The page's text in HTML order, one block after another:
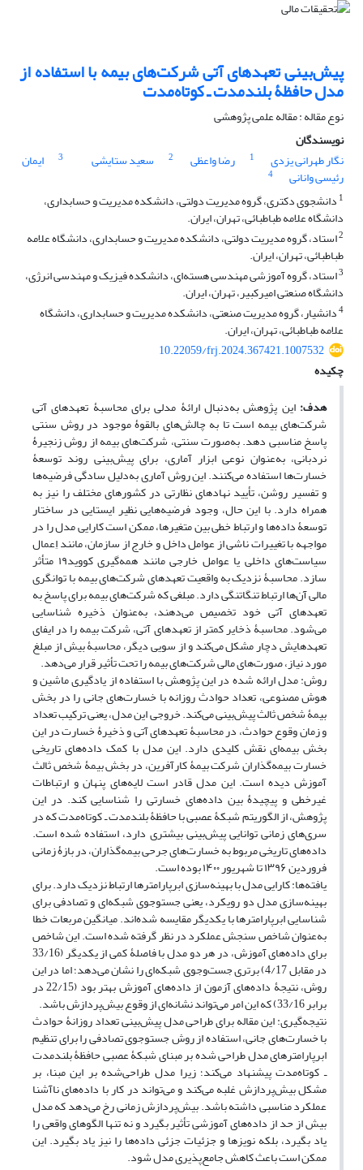
پیش‌بینی تعهدهای آتی شرکت‌های بیمه با استفاده از
مدل حافظۀ بلندمدت ـ کوتاه‌مدت
نوع مقاله : مقاله علمی پژوهشی
نویسندگان
نگار طهرانی یزدی
1 رضا واعظی 2 سعید ستایشی 3 ایمان
رئیسی وانانی
4
1 دانشجوی دکتری، گروه مدیریت دولتی، دانشکده مدیریت و حسابداری،
دانشگاه علامه طباطبائی، تهران، ایران.
2استاد، گروه مدیریت دولتی، دانشکده مدیریت و حسابداری، دانشگاه علامه
طباطبائی، تهران، ایران.
3استاد، گروه آموزشی مهندسی هسته‌ای، دانشکده فیزیک و مهندسی انرژی،
دانشگاه صنعتی امیرکبیر، تهران، ایران.
4دانشیار، گروه مدیریت صنعتی، دانشکده مدیریت و حسابداری، دانشگاه
علامه طباطبائی، تهران، ایران.
10.22059/frj.2024.367421.1007532
چکیده
هدف: این پژوهش به‌دنبال ارائۀ مدلی برای محاسبۀ تعهدهای آتی
شرکت‌های بیمه است تا به چالش‌های بالقوۀ موجود در روش سنتی
پاسخ مناسبی دهد. به‌صورت سنتی، شرکت‌های بیمه از روش زنجیرۀ
نردبانی، به‌عنوان نوعی ابزار آماری، برای پیش‌بینی روند توسعۀ
خسارت‌ها استفاده می‌کنند. این روش آماری به‌دلیل سادگی فرضیه‌ها
و تفسیر روشن، تأیید نهادهای نظارتی در کشورهای مختلف را نیز به
همراه دارد. با این حال، وجود فرضیه‌هایی نظیر ایستایی در ساختار
توسعۀ داده‌ها و ارتباط خطی بین متغیرها، ممکن است کارایی مدل را در
مواجهه با تغییرات ناشی از عوامل داخل و خارج از سازمان، مانند اِعمال
سیاست‌های داخلی یا عوامل خارجی مانند همه‌گیری کووید۱۹ متأثر
سازد. محاسبۀ نزدیک به واقعیت تعهدهای شرکت‌های بیمه با توانگری
مالی آن‌ها ارتباط تنگاتنگی دارد. مبلغی که شرکت‌های بیمه برای پاسخ به
تعهدهای آتی خود تخصیص می‌دهند، به‌عنوان ذخیره شناسایی
می‌شود. محاسبۀ ذخایر کمتر از تعهدهای آتی، شرکت بیمه را در ایفای
تعهدهایش دچار مشکل می‌کند و از سویی دیگر، محاسبۀ بیش از مبلغ
مورد نیاز، صورت‌های مالی شرکت‌های بیمه را تحت تأثیر قرار می‌دهد.
روش: مدل ارائه شده در این پژوهش با استفاده از یادگیری ماشین و
هوش مصنوعی، تعداد حوادث روزانه با خسارت‌های جانی را در بخش
بیمۀ شخص ثالث پیش‌بینی می‌کند. خروجی این مدل، یعنی ترکیب تعداد
و زمان وقوع حوادث، در محاسبۀ تعهدهای آتی و ذخیرۀ خسارت در این
بخش بیمه‌ای نقش کلیدی دارد. این مدل با کمک داده‌های تاریخی
خسارت بیمه‌گذاران شرکت بیمۀ کارآفرین، در بخش بیمۀ شخص ثالث
آموزش دیده است. این مدل قادر است لایه‌های پنهان و ارتباطات
غیرخطی و پیچیدۀ بین داده‌های خسارتی را شناسایی کند. در این
پژوهش، از الگوریتم شبکۀ عصبی با حافظۀ بلندمدت ـ کوتاه‌مدت که در
سری‌های زمانی توانایی پیش‌بینی بیشتری دارد، استفاده شده است.
داده‌های تاریخی مربوط به خسارت‌های جرحی بیمه‌گذاران، در بازۀ زمانی
فروردین ۱۳۹۶ تا شهریور ۱۴۰۰ بوده است.
یافته‌ها: کارایی مدل با بهینه‌سازی ابرپارامترها ارتباط نزدیک دارد. برای
بهینه‌سازی مدل دو رویکرد، یعنی جست‎وجوی شبکه‌ای و تصادفی برای
شناسایی ابرپارامترها با یکدیگر مقایسه شده‌اند. میانگین مربعات خطا
به‌عنوان شاخص سنجش عملکرد در نظر گرفته شده است. این شاخص
برای داده‌های آموزش، در هر دو مدل با فاصلۀ کمی از یکدیگر (33/16
در مقابل 4/17) برتری جست‌‎وجوی شبکه‌ای را نشان می‌دهد؛ اما در این
روش، نتیجۀ داده‌های آزمون از داده‌های آموزش بهتر بود (22/15 در
برابر 33/16) که این امر می‌تواند نشانه‌ای از وقوع بیش‌پردازش باشد.
نتیجه‌گیری: این مقاله برای طراحی مدل پیش‌بینی تعداد روزانۀ حوادث
با خسارت‌های جانی، استفاده از روش جست‎وجوی تصادفی را برای تنظیم
ابرپارامترهای مدل طراحی شده بر مبنای شبکۀ عصبی حافظۀ بلندمدت
ـ کوتاه‌مدت پیشنهاد می‌کند؛ زیرا مدل طراحی‌شده بر این مبنا، بر
مشکل بیش‌پردازش غلبه می‌کند و می‌تواند در کار با داده‌های ناآشنا
عملکرد مناسبی داشته باشد. بیش‌پردازش زمانی رخ می‌دهد که مدل
بیش از حد از داده‌های آموزشی تأثیر بگیرد و نه تنها الگوهای واقعی را
یاد بگیرد، بلکه نویزها و جزئیات جزئی داده‌ها را نیز یاد بگیرد. این
ممکن است باعث کاهش جامع‌پذیری مدل شود.